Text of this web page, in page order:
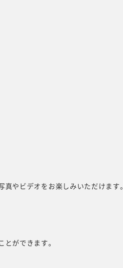
やビデオをお楽しみいただけます。
ができます。